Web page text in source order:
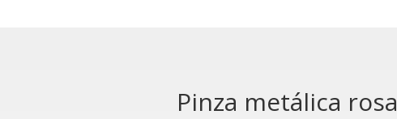
Pinza metálica rosa